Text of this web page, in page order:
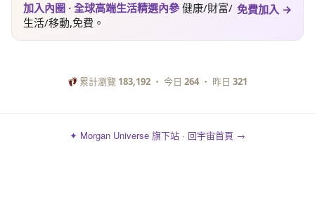
加入內圈 · 全球高端生活精選內參健康/財富/
生活/移動,免費。
免費加入 →
累計瀏覽 183,192 ・ 今日264・ 昨日321
✦ Morgan Universe 旗下站 · 回宇宙首頁 →